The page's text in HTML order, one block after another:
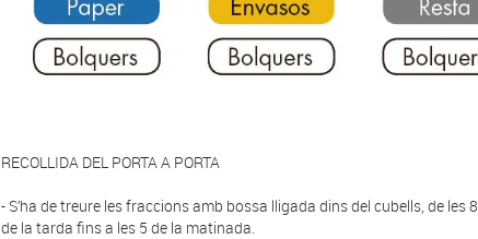
RECOLLIDA DEL PORTA A PORTA
- S’ha de treure les fraccions amb bossa lligada dins del cubells, de les 8
de la tarda fins a les 5 de la matinada.